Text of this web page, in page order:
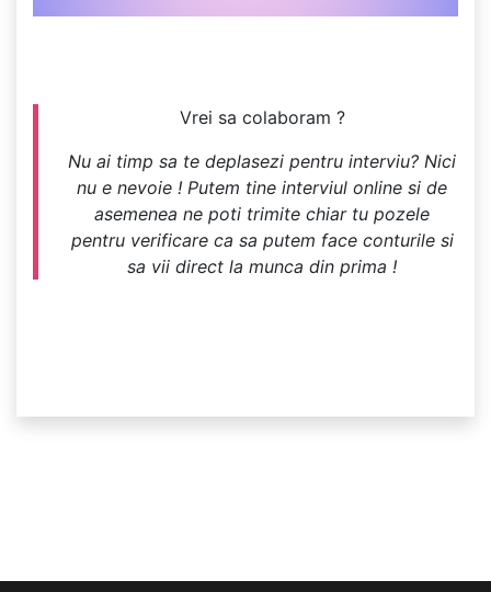
Vrei sa colaboram ?
Nu ai timp sa te deplasezi pentru interviu? Nici
nu e nevoie ! Putem tine interviul online si de
asemenea ne poti trimite chiar tu pozele
pentru verificare ca sa putem face conturile si
sa vii direct la munca din prima !